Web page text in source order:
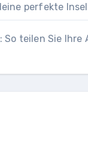
perfekte Insel
So teilen Sie Ihre